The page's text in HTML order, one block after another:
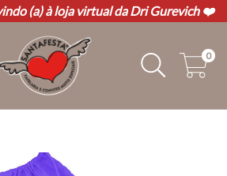
(a) à loja virtual da Dri Gurevich ❤️
0